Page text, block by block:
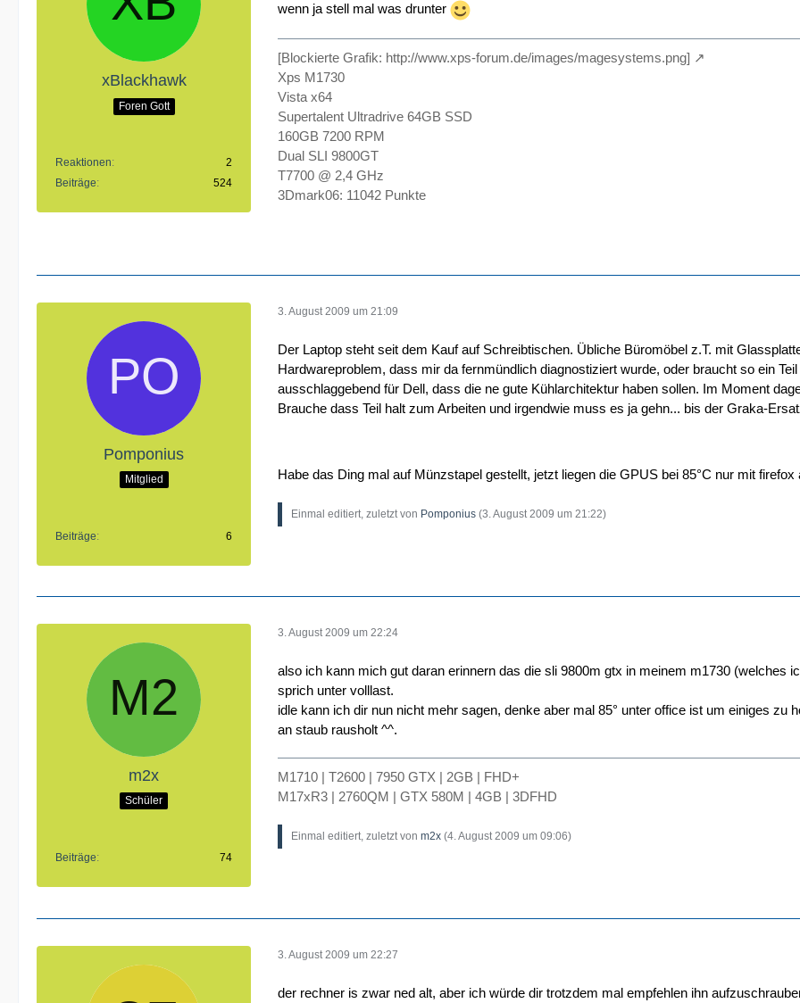
xBlackhawk
Foren Gott
Reaktionen
2
Beiträge
524
wenn ja stell mal was drunter
[Blockierte Grafik: http://www.xps-forum.de/images/magesystems.png]
Xps M1730
Vista x64
Supertalent Ultradrive 64GB SSD
160GB 7200 RPM
Dual SLI 9800GT
T7700 @ 2,4 GHz
3Dmark06: 11042 Punkte
Pomponius
Mitglied
Beiträge 6
3. August 2009 um 21:09
Der Laptop steht seit dem Kauf auf Schreibtischen. Übliche Büromöbel z.T. mit
Hardwareproblem, dass mir da fernmündlich diagnostiziert wurde, oder braucht so ein
ausschlaggebend für Dell, dass die ne gute Kühlarchitektur haben sollen. Im Moment
Brauche dass Teil halt zum Arbeiten und irgendwie muss es ja gehn... bis der Graka-
Habe das Ding mal auf Münzstapel gestellt, jetzt liegen die GPUS bei 85°C nur mit firefox
Einmal editiert, zuletzt von Pomponius (3. August 2009 um 21:22)
m2x
Schüler
Beiträge 74
3. August 2009 um 22:24
also ich kann mich gut daran erinnern das die sli 9800m gtx in meinem m1730 (welches
sprich unter volllast.
idle kann ich dir nun nicht mehr sagen, denke aber mal 85° unter office ist um einiges
an staub rausholt ^^.
M1710 | T2600 | 7950 GTX | 2GB | FHD+
M17xR3 | 2760QM | GTX 580M | 4GB | 3DFHD
Einmal editiert, zuletzt von m2x (4. August 2009 um 09:06)
3. August 2009 um 22:27
der rechner is zwar ned alt, aber ich würde dir trotzdem mal empfehlen ihn